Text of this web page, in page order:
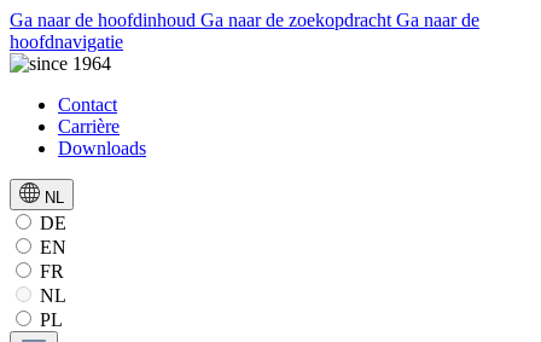
Ga naar de hoofdinhoud Ga naar de zoekopdracht Ga naar de
hoofdnavigatie
Contact
Carrière
Downloads
NL
DE
EN
FR
NL
PL